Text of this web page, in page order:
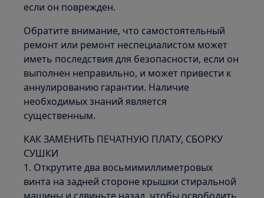
если он поврежден.
Обратите внимание, что самостоятельный
ремонт или ремонт неспециалистом может
иметь последствия для безопасности, если он
выполнен неправильно, и может привести к
аннулированию гарантии. Наличие
необходимых знаний является
существенным.
КАК ЗАМЕНИТЬ ПЕЧАТНУЮ ПЛАТУ, СБОРКУ
СУШКИ
1. Открутите два восьмимиллиметровых
винта на задней стороне крышки стиральной